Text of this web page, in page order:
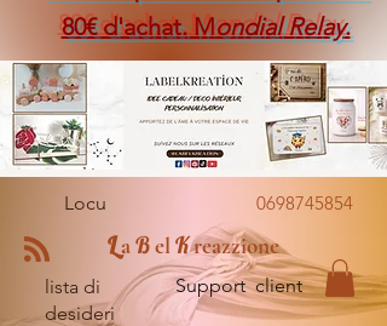
80€ d'achat. Mondial Relay.
Locu 0698745854
LaBel Kreazzione
lista di
desideri
Support client